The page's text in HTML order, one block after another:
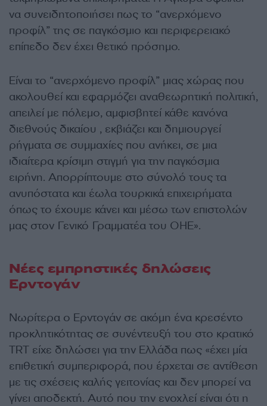
να συνειδητοποιήσει πως το “ανερχόμενο
προφίλ” της σε παγκόσμιο και περιφερειακό
επίπεδο δεν έχει θετικό πρόσημο.
Είναι το “ανερχόμενο προφίλ” μιας χώρας που
ακολουθεί και εφαρμόζει αναθεωρητική πολιτική,
απειλεί με πόλεμο, αμφισβητεί κάθε κανόνα
διεθνούς δικαίου , εκβιάζει και δημιουργεί
ρήγματα σε συμμαχίες που ανήκει, σε μια
ιδιαίτερα κρίσιμη στιγμή για την παγκόσμια
ειρήνη. Απορρίπτουμε στο σύνολό τους τα
ανυπόστατα και έωλα τουρκικά επιχειρήματα
όπως το έχουμε κάνει και μέσω των επιστολών
μας στον Γενικό Γραμματέα του ΟΗΕ».
Νέες εμπρηστικές δηλώσεις
Ερντογάν
Νωρίτερα ο Ερντογάν σε ακόμη ένα κρεσέντο
προκλητικότητας σε συνέντευξή του στο κρατικό
TRT είχε δηλώσει για την Ελλάδα πως «έχει μία
επιθετική συμπεριφορά, που έρχεται σε αντίθεση
με τις σχέσεις καλής γειτονίας και δεν μπορεί να
γίνει αποδεκτή. Αυτό που την ενοχλεί είναι ότι η